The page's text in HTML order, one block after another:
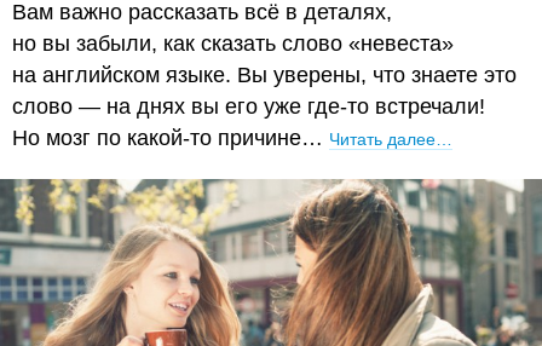
Вам важно рассказать всё в деталях,
но вы забыли, как сказать слово «невеста»
на английском языке. Вы уверены, что знаете это
слово — на днях вы его уже где-то встречали!
Но мозг по какой-то причине… Читать далее…